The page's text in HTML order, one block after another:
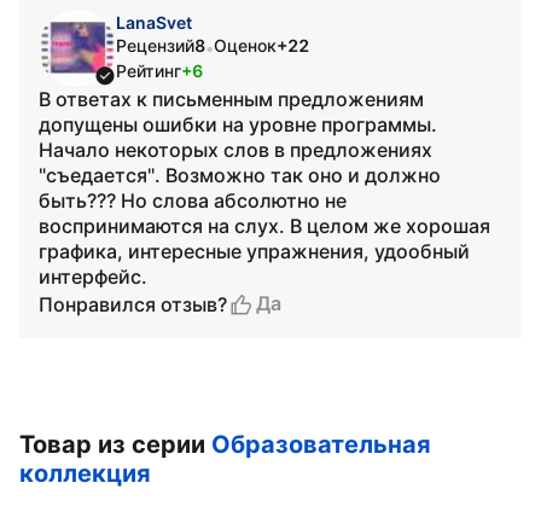
LanaSvet
Рецензий8•Оценок+22
Рейтинг+6
В ответах к письменным предложениям
допущены ошибки на уровне программы.
Начало некоторых слов в предложениях
"съедается". Возможно так оно и должно
быть??? Но слова абсолютно не
воспринимаются на слух. В целом же хорошая
графика, интересные упражнения, удообный
интерфейс.
Понравился отзыв?
Да
Товар из серии Образовательная
коллекция